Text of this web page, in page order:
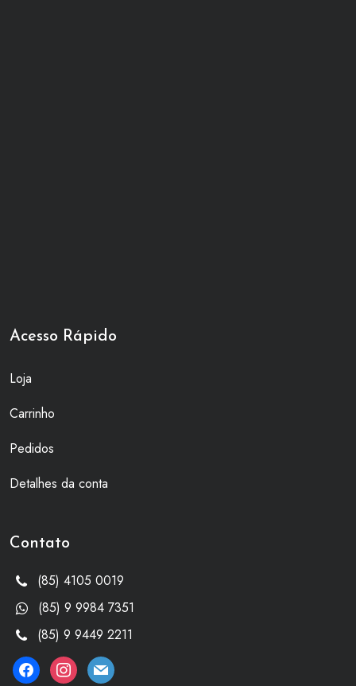
Acesso Rápido
Loja
Carrinho
Pedidos
Detalhes da conta
Contato
(85) 4105 0019
(85) 9 9984 7351
(85) 9 9449 2211
facebookinstagram
mail